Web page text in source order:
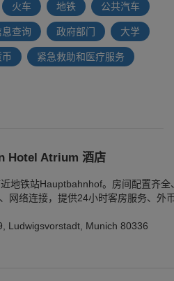
火车 地铁 公共汽车
查询 政府部门 大学
紧急救助和医疗服务
Hotel Atrium 酒店
地铁站Hauptbahnhof。房间配置齐
网络连接，提供24小时客房服务、外
Ludwigsvorstadt, Munich 80336